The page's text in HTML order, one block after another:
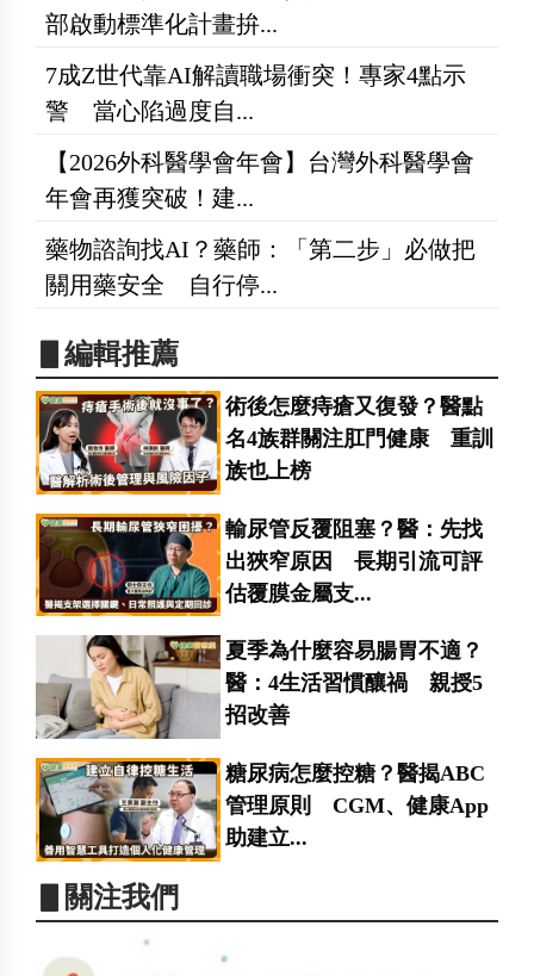
部啟動標準化計畫拚...
7成Z世代靠AI解讀職場衝突！專家4點示
警 當心陷過度自...
【2026外科醫學會年會】台灣外科醫學會
年會再獲突破！建...
藥物諮詢找AI？藥師：「第二步」必做把
關用藥安全 自行停...
▋編輯推薦
術後怎麼痔瘡又復發？醫點
名4族群關注肛門健康 重訓
族也上榜
輸尿管反覆阻塞？醫：先找
出狹窄原因 長期引流可評
估覆膜金屬支...
夏季為什麼容易腸胃不適？
醫：4生活習慣釀禍 親授5
招改善
糖尿病怎麼控糖？醫揭ABC
管理原則 CGM、健康App
助建立...
▋關注我們